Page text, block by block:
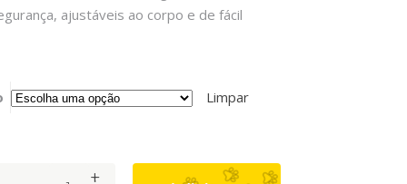
ajustáveis ao corpo e de fácil
Limpar
+